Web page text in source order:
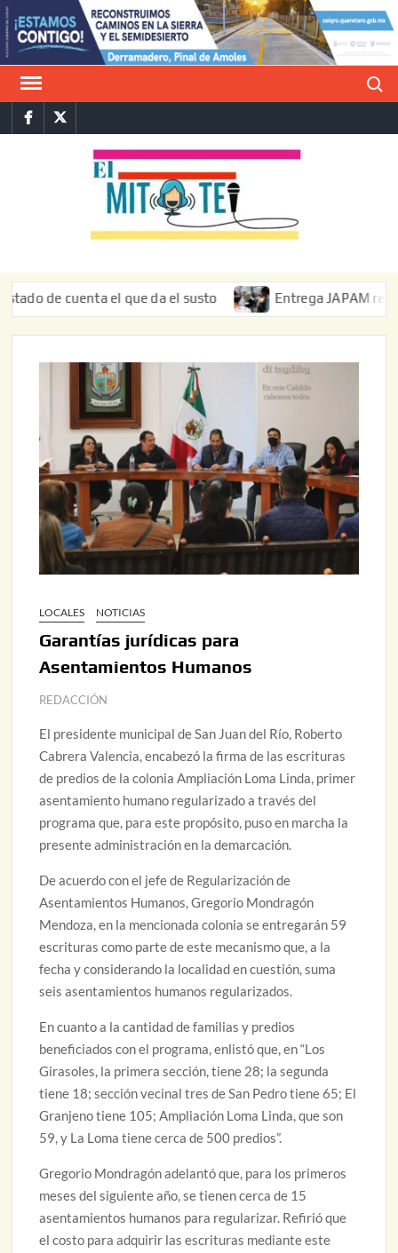
Saltar
al
contenido
FacebookTwitter
cuenta el que da el susto Entrega JAPAM
LOCALES NOTICIAS
Garantías jurídicas para
Asentamientos Humanos
REDACCIÓN
El presidente municipal de San Juan del Río, Roberto
Cabrera Valencia, encabezó la firma de las escrituras
de predios de la colonia Ampliación Loma Linda, primer
asentamiento humano regularizado a través del
programa que, para este propósito, puso en marcha la
presente administración en la demarcación.
De acuerdo con el jefe de Regularización de
Asentamientos Humanos, Gregorio Mondragón
Mendoza, en la mencionada colonia se entregarán 59
escrituras como parte de este mecanismo que, a la
fecha y considerando la localidad en cuestión, suma
seis asentamientos humanos regularizados.
En cuanto a la cantidad de familias y predios
beneficiados con el programa, enlistó que, en “Los
Girasoles, la primera sección, tiene 28; la segunda
tiene 18; sección vecinal tres de San Pedro tiene 65; El
Granjeno tiene 105; Ampliación Loma Linda, que son
59, y La Loma tiene cerca de 500 predios”.
Gregorio Mondragón adelantó que, para los primeros
meses del siguiente año, se tienen cerca de 15
asentamientos humanos para regularizar. Refirió que
el costo para adquirir las escrituras mediante este